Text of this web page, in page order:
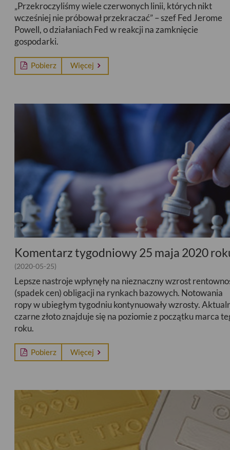
„Przekroczyliśmy wiele czerwonych linii, których nikt
wcześniej nie próbował przekraczać” – szef Fed Jerome
Powell, o działaniach Fed w reakcji na zamknięcie
gospodarki.
Pobierz Więcej
Komentarz tygodniowy 25 maja 2020
(2020-05-25)
Lepsze nastroje wpłynęły na nieznaczny wzrost
(spadek cen) obligacji na rynkach bazowych. Notowania
ropy w ubiegłym tygodniu kontynuowały wzrosty.
czarne złoto znajduje się na poziomie z początku marca
roku.
Pobierz Więcej